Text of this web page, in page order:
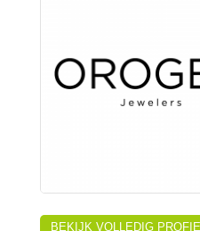
BEKIJK VOLLEDIG